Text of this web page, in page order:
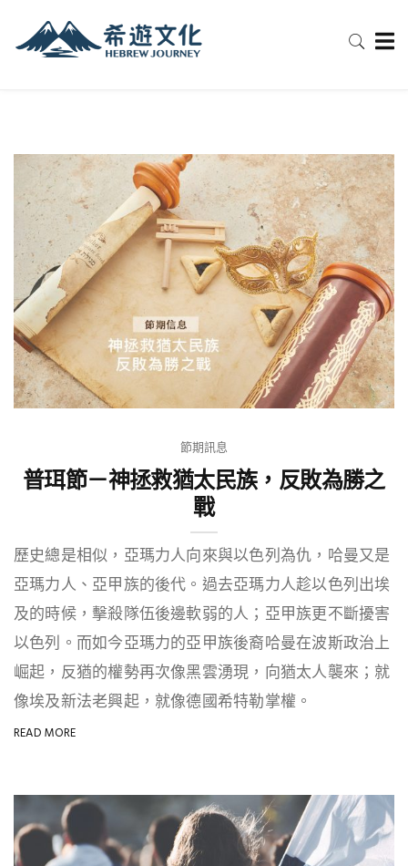
節期訊息
普珥節－神拯救猶太民族，反敗為勝之
戰
歷史總是相似，亞瑪力人向來與以色列為仇，哈曼又是
亞瑪力人、亞甲族的後代。過去亞瑪力人趁以色列出埃
及的時候，擊殺隊伍後邊軟弱的人；亞甲族更不斷擾害
以色列。而如今亞瑪力的亞甲族後裔哈曼在波斯政治上
崛起，反猶的權勢再次像黑雲湧現，向猶太人襲來；就
像埃及新法老興起，就像德國希特勒掌權。
READ MORE